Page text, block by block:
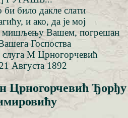
било дакле слати
и ако, да је мој
мишљењу Вашем, погрешан
Госпоства
М Црногорчевић
Августа 1892
Црногорчевић Ђорђу